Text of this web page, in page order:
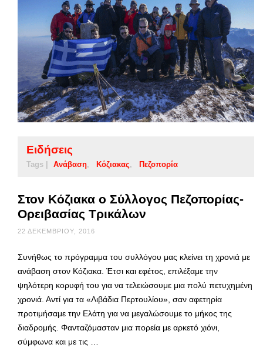
Ειδήσεις
Tags | Ανάβαση Κόζιακας Πεζοπορία
Στον Κόζιακα ο Σύλλογος Πεζοπορίας-
Ορειβασίας Τρικάλων
22 ΔΕΚΕΜΒΡΊΟΥ, 2016
Συνήθως το πρόγραμμα του συλλόγου μας κλείνει τη χρονιά με
ανάβαση στον Κόζιακα. Έτσι και εφέτος, επιλέξαμε την
ψηλότερη κορυφή του για να τελειώσουμε μια πολύ πετυχημένη
χρονιά. Αντί για τα «Λιβάδια Περτουλίου», σαν αφετηρία
προτιμήσαμε την Ελάτη για να μεγαλώσουμε το μήκος της
διαδρομής. Φανταζόμασταν μια πορεία με αρκετό χιόνι,
σύμφωνα και με τις …